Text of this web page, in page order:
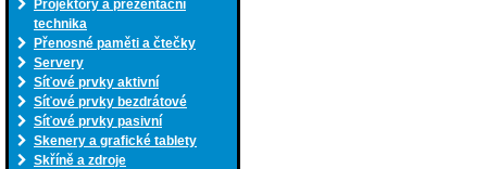
Projektory a prezentační
technika
Přenosné paměti a čtečky
Servery
Síťové prvky aktivní
Síťové prvky bezdrátové
Síťové prvky pasivní
Skenery a grafické tablety
Skříně a zdroje